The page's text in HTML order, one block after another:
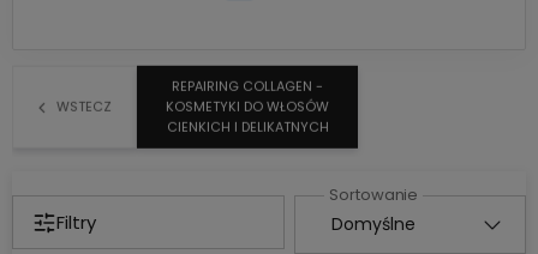
WSTECZ
REPAIRING COLLAGEN -
KOSMETYKI DO WŁOSÓW
CIENKICH I DELIKATNYCH
Filtry